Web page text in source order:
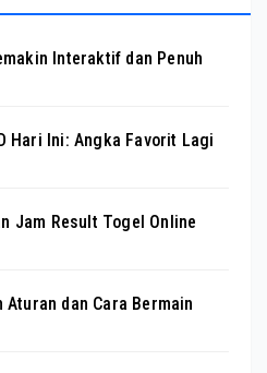
Interaktif dan Penuh
Hari Ini: Angka Favorit Lagi
Jam Result Togel Online
Aturan dan Cara Bermain